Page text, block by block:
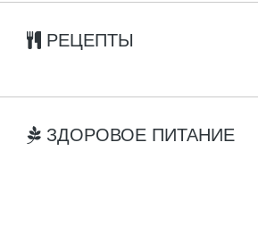
РЕЦЕПТЫ
ЗДОРОВОЕ ПИТАНИЕ